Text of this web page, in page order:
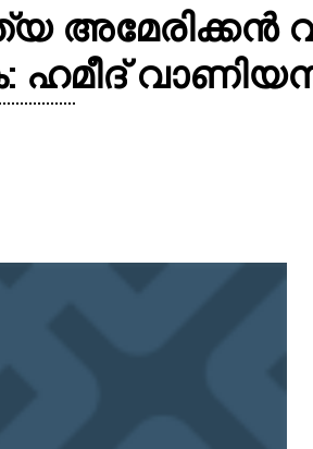
അമേരിക്കൻ
ഹമീദ്